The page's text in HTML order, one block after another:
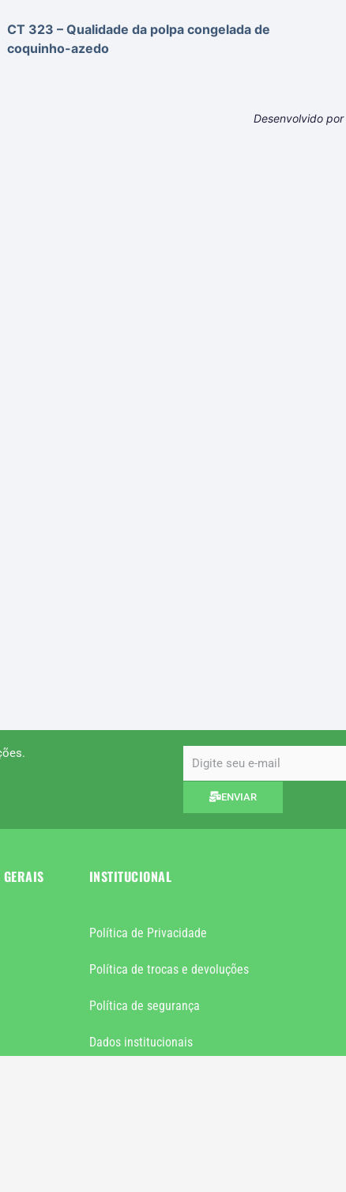
CT 323 – Qualidade da polpa congelada de
coquinho-azedo
Desenvolvido por
ENVIAR
INSTITUCIONAL
Política de Privacidade
Política de trocas e devoluções
Política de segurança
Dados institucionais